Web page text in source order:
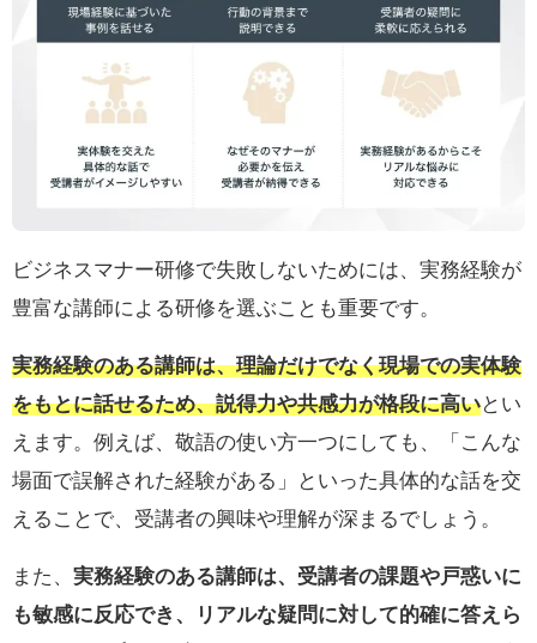
ビジネスマナー研修で失敗しないためには、実務経験が
豊富な講師による研修を選ぶことも重要です。
実務経験のある講師は、理論だけでなく現場での実体験
をもとに話せるため、説得力や共感力が格段に高いとい
えます。例えば、敬語の使い方一つにしても、「こんな
場面で誤解された経験がある」といった具体的な話を交
えることで、受講者の興味や理解が深まるでしょう。
また、 実務経験のある講師は、受講者の課題や戸惑いに
も敏感に反応でき、リアルな疑問に対して的確に答えら